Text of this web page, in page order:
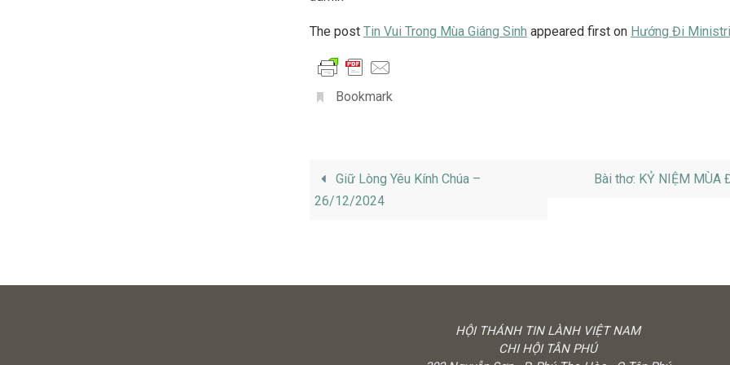
The post Tin Vui Trong Mùa Giáng Sinh appeared first on Hướng Đi
Bookmark.
Giữ Lòng Yêu Kính Chúa –
26/12/2024
Bài thơ: KỶ NIỆM MÙA
HỘI THÁNH TIN LÀNH VIỆT NAM
CHI HỘI TÂN PHÚ